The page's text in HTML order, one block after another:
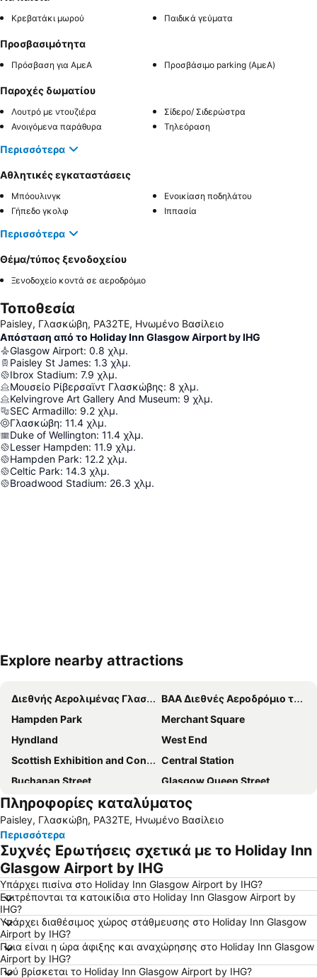
Κρεβατάκι μωρού Παιδικά γεύματα
Προσβασιμότητα
Πρόσβαση για ΑμεΑ Προσβάσιμο parking (ΑμεΑ)
Παροχές δωματίου
Λουτρό με ντουζιέρα
Σίδερο/ Σιδερώστρα
Ανοιγόμενα παράθυρα
Τηλεόραση
Περισσότερα
Αθλητικές εγκαταστάσεις
Μπόουλινγκ
Ενοικίαση ποδηλάτου
Γήπεδο γκολφ
Ιππασία
Περισσότερα
Θέμα/τύπος ξενοδοχείου
Ξενοδοχείο κοντά σε αεροδρόμιο
Τοποθεσία
Paisley, Γλασκώβη, PA32TE, Ηνωμένο Βασίλειο
Απόσταση από το Holiday Inn Glasgow Airport by IHG
Glasgow Airport: 0.8 χλμ.
Paisley St James: 1.3 χλμ.
Ibrox Stadium: 7.9 χλμ.
Μουσείο Ρίβερσαϊντ Γλασκώβης: 8 χλμ.
Kelvingrove Art Gallery And Museum: 9 χλμ.
SEC Armadillo: 9.2 χλμ.
Γλασκώβη: 11.4 χλμ.
Duke of Wellington: 11.4 χλμ.
Lesser Hampden: 11.9 χλμ.
Hampden Park: 12.2 χλμ.
Celtic Park: 14.3 χλμ.
Broadwood Stadium: 26.3 χλμ.
Ανάπτυξη χάρτη
Explore nearby attractions
Διεθνής Αερολιμένας Γλασκώβης
ΒΑΑ Διεθνές Αεροδρόμιο της Γλασκώβης
Hampden Park
Merchant Square
Hyndland
West End
Scottish Exhibition and Conference Centre
Central Station
Buchanan Street
Glasgow Queen Street
Kelvingrove Park
Shawlands
Bellahouston
Crosshill
Riddrie
Glasgow Green
Πληροφορίες καταλύματος
Paisley, Γλασκώβη, PA32TE, Ηνωμένο Βασίλειο
Περισσότερα
Συχνές Ερωτήσεις σχετικά με το Holiday Inn
Glasgow Airport by IHG
Υπάρχει πισίνα στο Holiday Inn Glasgow Airport by IHG?
Επιτρέπονται τα κατοικίδια στο Holiday Inn Glasgow Airport by
IHG?
Υπάρχει διαθέσιμος χώρος στάθμευσης στο Holiday Inn Glasgow
Airport by IHG?
Ποια είναι η ώρα άφιξης και αναχώρησης στο Holiday Inn Glasgow
Airport by IHG?
Πού βρίσκεται το Holiday Inn Glasgow Airport by IHG?